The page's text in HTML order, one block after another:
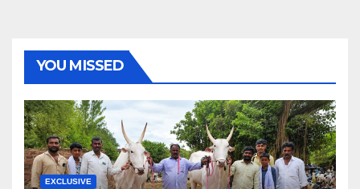
YOU MISSED
EXCLUSIVE